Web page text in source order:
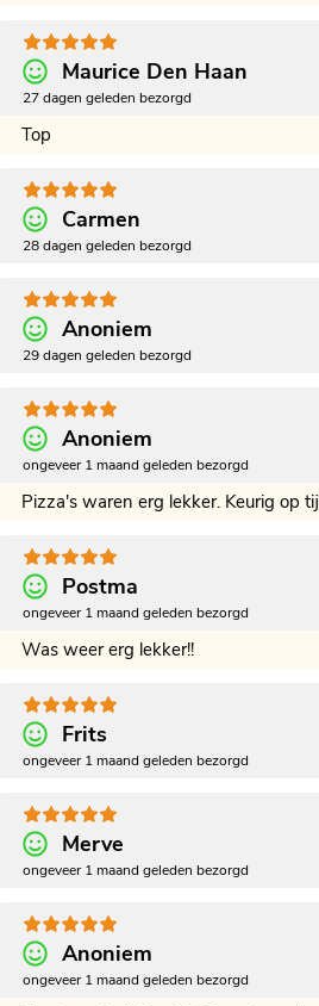
Maurice Den Haan
27 dagen geleden bezorgd
Top
Carmen
28 dagen geleden bezorgd
Anoniem
29 dagen geleden bezorgd
Anoniem
ongeveer 1 maand geleden bezorgd
Pizza's waren erg lekker. Keurig op
Postma
ongeveer 1 maand geleden bezorgd
Was weer erg lekker!!
Frits
ongeveer 1 maand geleden bezorgd
Merve
ongeveer 1 maand geleden bezorgd
Anoniem
ongeveer 1 maand geleden bezorgd